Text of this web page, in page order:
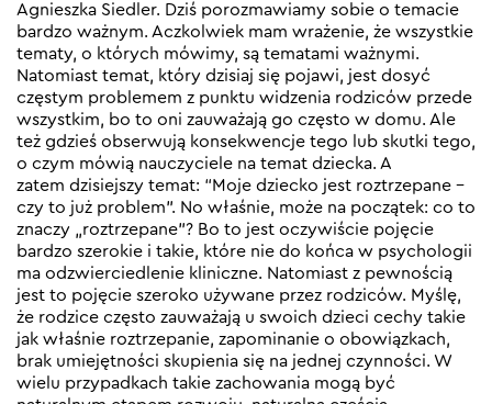
Agnieszka Siedler. Dziś porozmawiamy sobie o temacie
bardzo ważnym. Aczkolwiek mam wrażenie, że wszystkie
tematy, o których mówimy, są tematami ważnymi.
Natomiast temat, który dzisiaj się pojawi, jest dosyć
częstym problemem z punktu widzenia rodziców przede
wszystkim, bo to oni zauważają go często w domu. Ale
też gdzieś obserwują konsekwencje tego lub skutki tego,
o czym mówią nauczyciele na temat dziecka. A
zatem dzisiejszy temat: “Moje dziecko jest roztrzepane –
czy to już problem”. No właśnie, może na początek: co to
znaczy „roztrzepane”? Bo to jest oczywiście pojęcie
bardzo szerokie i takie, które nie do końca w psychologii
ma odzwierciedlenie kliniczne. Natomiast z pewnością
jest to pojęcie szeroko używane przez rodziców. Myślę,
że rodzice często zauważają u swoich dzieci cechy takie
jak właśnie roztrzepanie, zapominanie o obowiązkach,
brak umiejętności skupienia się na jednej czynności. W
wielu przypadkach takie zachowania mogą być